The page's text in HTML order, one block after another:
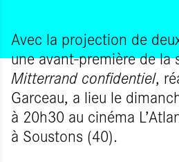
Avec la projection de
une avant-première de la
Mitterrand confidentiel,
Garceau, a lieu le
à 20h30 au cinéma
à Soustons (40).